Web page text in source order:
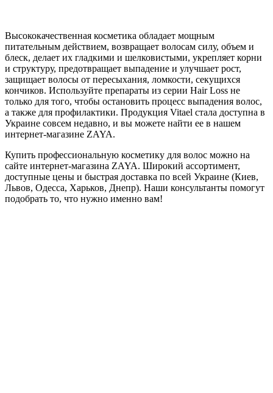
Высококачественная косметика обладает мощным
питательным действием, возвращает волосам силу, объем и
блеск, делает их гладкими и шелковистыми, укрепляет корни
и структуру, предотвращает выпадение и улучшает рост,
защищает волосы от пересыхания, ломкости, секущихся
кончиков. Используйте препараты из серии Hair Loss не
только для того, чтобы остановить процесс выпадения волос,
а также для профилактики. Продукция Vitael стала доступна в
Украине совсем недавно, и вы можете найти ее в нашем
интернет-магазине ZAYA.
Купить профессиональную косметику для волос можно на
сайте интернет-магазина ZAYA. Широкий ассортимент,
доступные цены и быстрая доставка по всей Украине (Киев,
Львов, Одесса, Харьков, Днепр). Наши консультанты помогут
подобрать то, что нужно именно вам!